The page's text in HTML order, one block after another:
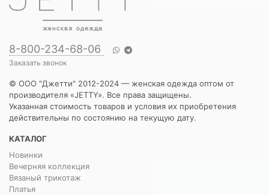
8-800-234-68-06
Заказать звонок
© ООО "Джетти" 2012-2024 — женская одежда оптом от
производителя «JETTY». Все права защищены.
Указанная стоимость товаров и условия их приобретения
действительны по состоянию на текущую дату.
КАТАЛОГ
Новинки
Вечерняя коллекция
Вязаный трикотаж
Платья